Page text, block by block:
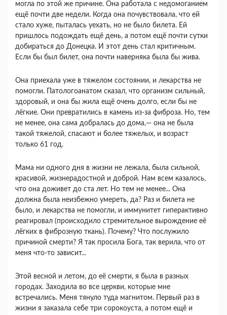
могла по этой же причине. Она работала с недомоганием
ещё почти две недели. Когда она почувствовала, что ей
стало хуже, пыталась уехать, но не было билета. Ей
пришлось подождать ещё день, а потом ещё почти сутки
добираться до Донецка. И этот день стал критичным.
Если бы был билет, она почти наверняка была бы жива.
Она приехала уже в тяжелом состоянии, и лекарства не
помогли. Патологоанатом сказал, что организм сильный,
здоровый, и она бы жила ещё очень долго, если бы не
лёгкие. Они превратились в камень из-за фиброза. Но, тем
не менее, она сама добралась до дома,— она не была
такой тяжелой, спасают и более тяжелых, и возраст
только 61 год.
Мама ни одного дня в жизни не лежала, была сильной,
красивой, жизнерадостной и доброй. Нам всем казалось,
что она доживет до ста лет. Но тем не менее... Она
должна была неизбежно умереть, да? Раз и билета не
было, и лекарства не помогли, и иммунитет гиперактивно
реагировал (происходило стремительное вырождение её
лёгких в фиброзную ткань). Почему? Что послужило
причиной смерти? Я так просила Бога, так верила, что от
меня что-то зависит...
Этой весной и летом, до её смерти, я была в разных
городах. Заходила во все церкви, которые мне
встречались. Меня тянуло туда магнитом. Первый раз в
жизни я заказала себе три сорокоуста, а потом ещё и